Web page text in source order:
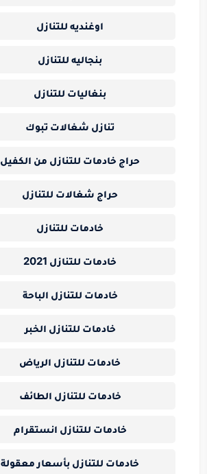
اوغنديه للتنازل
بنجاليه للتنازل
بنغاليات للتنازل
تنازل شغالات تبوك
حراج خادمات للتنازل من الكفيل
حراج شغالات للتنازل
خادمات للتنازل
خادمات للتنازل 2021
خادمات للتنازل الباحة
خادمات للتنازل الخبر
خادمات للتنازل الرياض
خادمات للتنازل الطائف
خادمات للتنازل انستقرام
خادمات للتنازل بأسعار معقولة